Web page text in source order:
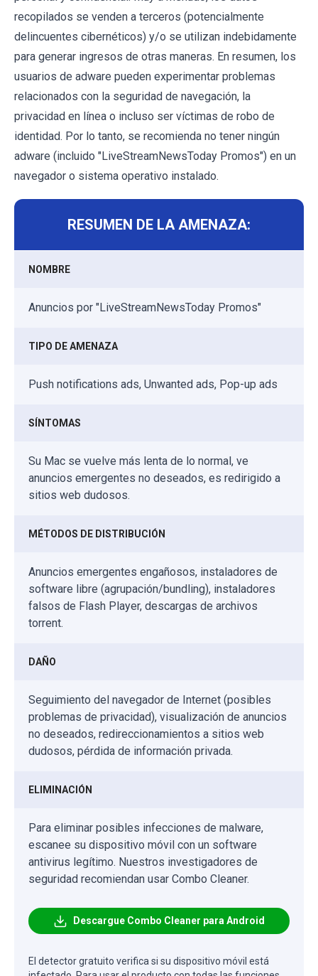
recopilados se venden a terceros (potencialmente
delincuentes cibernéticos) y/o se utilizan indebidamente
para generar ingresos de otras maneras. En resumen, los
usuarios de adware pueden experimentar problemas
relacionados con la seguridad de navegación, la
privacidad en línea o incluso ser víctimas de robo de
identidad. Por lo tanto, se recomienda no tener ningún
adware (incluido "LiveStreamNewsToday Promos") en un
navegador o sistema operativo instalado.
RESUMEN DE LA AMENAZA:
NOMBRE
Anuncios por "LiveStreamNewsToday Promos"
TIPO DE AMENAZA
Push notifications ads, Unwanted ads, Pop-up ads
SÍNTOMAS
Su Mac se vuelve más lenta de lo normal, ve
anuncios emergentes no deseados, es redirigido a
sitios web dudosos.
MÉTODOS DE DISTRIBUCIÓN
Anuncios emergentes engañosos, instaladores de
software libre (agrupación/bundling), instaladores
falsos de Flash Player, descargas de archivos
torrent.
DAÑO
Seguimiento del navegador de Internet (posibles
problemas de privacidad), visualización de anuncios
no deseados, redireccionamientos a sitios web
dudosos, pérdida de información privada.
ELIMINACIÓN
Para eliminar posibles infecciones de malware,
escanee su dispositivo móvil con un software
antivirus legítimo. Nuestros investigadores de
seguridad recomiendan usar Combo Cleaner.
Descargue Combo Cleaner para Android
El detector gratuito verifica si su dispositivo móvil está